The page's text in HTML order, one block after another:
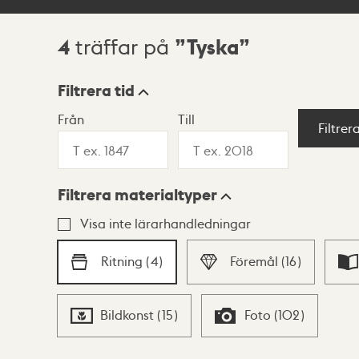
Sökresultat
4 träffar på Tyska
Visningsläge
Lista Karta
Filtrera tid
Från Till
Filtrera materialtyper
Visa inte lärarhandledningar
Ritning (4) Föremål (16)
Bildkonst (15) Foto (102)